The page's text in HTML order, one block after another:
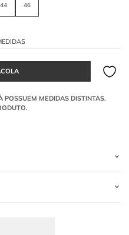
44 46